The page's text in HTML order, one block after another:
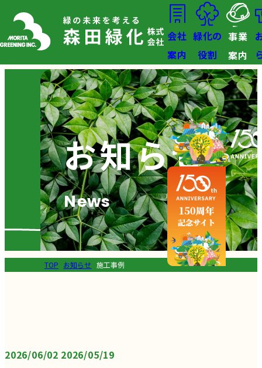
会社
案内
緑化の
役割
事業
案内
お知らせ
News
TOP お知らせ 施工事例
2026/06/02 2026/05/19